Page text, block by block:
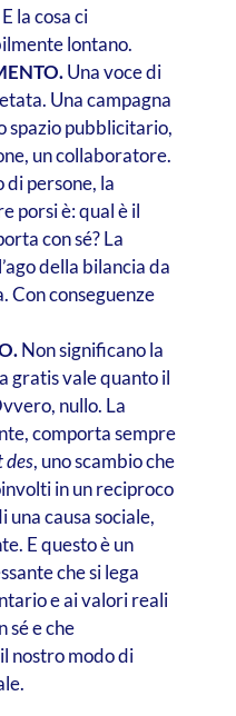
la cosa ci
lontano.
Una voce di
Una campagna
spazio pubblicitario,
un collaboratore.
di persone, la
porsi è: qual è il
con sé? La
della bilancia da
Con conseguenze
Non significano la
gratis vale quanto il
nullo. La
comporta sempre
des, uno scambio che
in un reciproco
una causa sociale,
E questo è un
che si lega
e ai valori reali
sé e che
nostro modo di